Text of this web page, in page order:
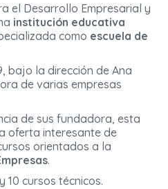
el Desarrollo Empresarial y
institución educativa
como escuela de
bajo la dirección de Ana
de varias empresas
de sus fundadora, esta
oferta interesante de
orientados a la
.
10 cursos técnicos.